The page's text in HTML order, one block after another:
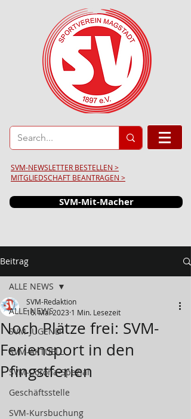
SVM-NEWSLETTER BESTELLEN >
MITGLIEDSCHAFT BEANTRAGEN >
SVM-Mit-Macher
Beitrag
ALLE NEWS
SVM-JUGEND
SVM-AKTUELL
SVM-Corona-Spezial
Geschäftsstelle
SVM-Kursbuchung
ALLE NEWS
Noch Plätze frei: SVM-
Feriensport in den
Pfingstferien
SVM-Redaktion
16. Mai 2023 1 Min. Lesezeit